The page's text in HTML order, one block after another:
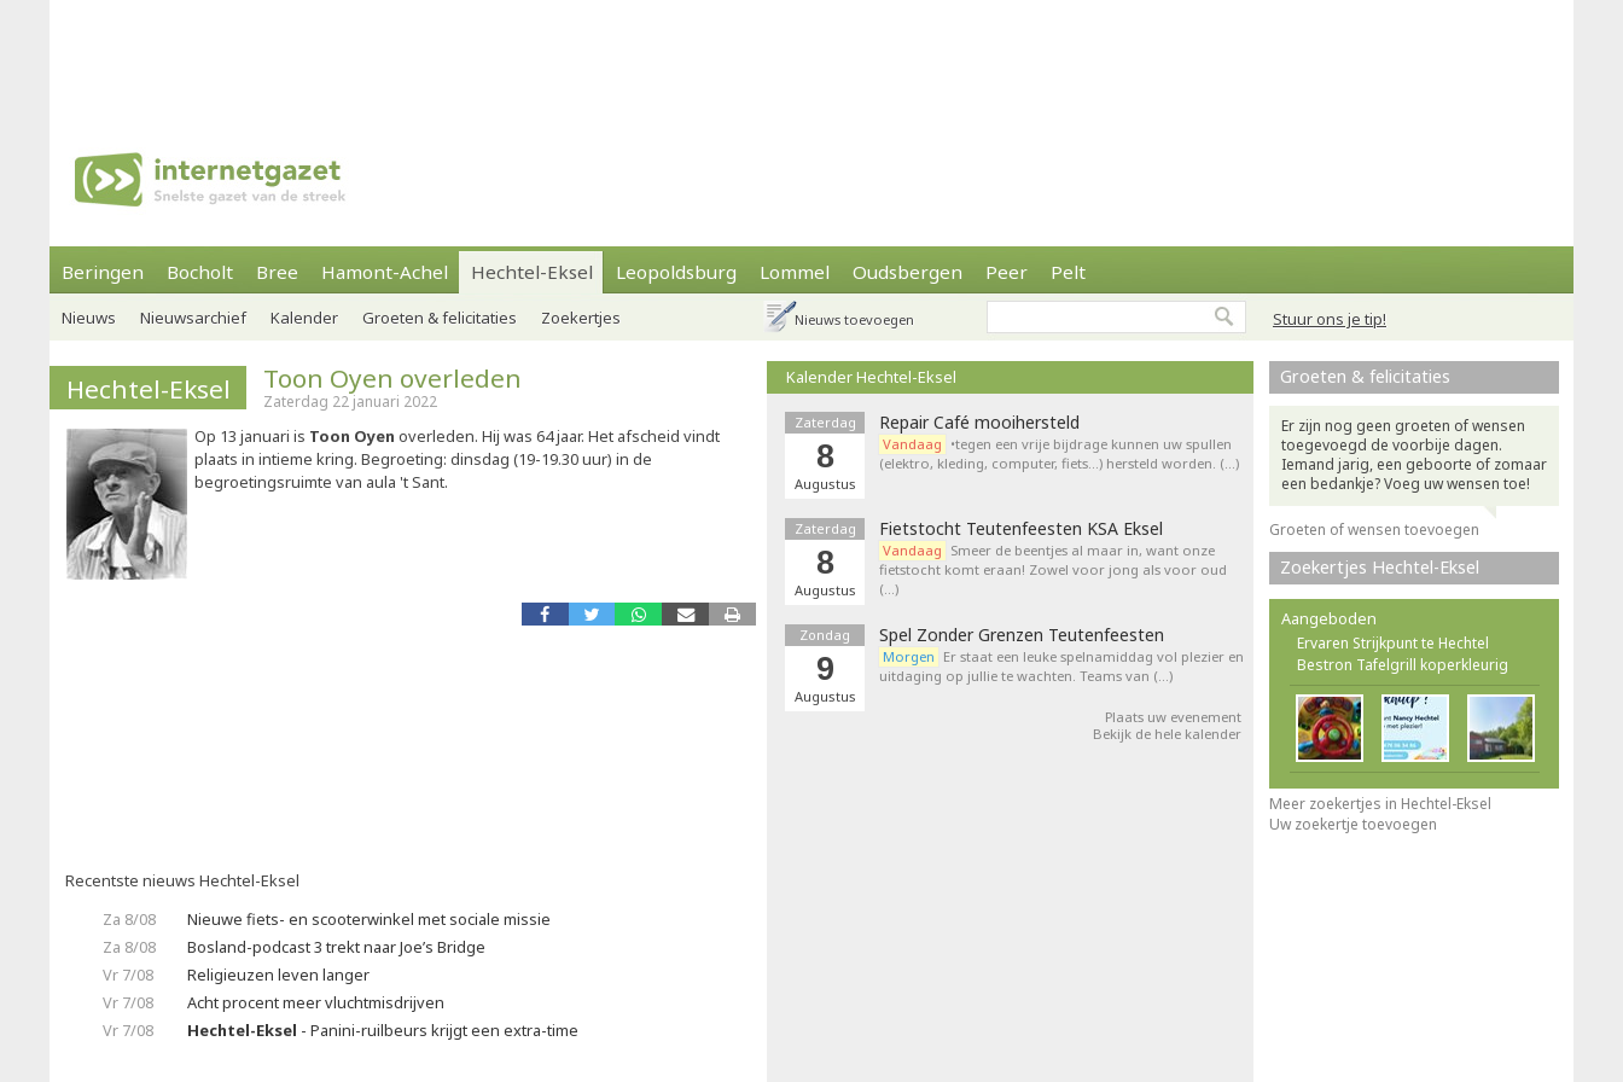
Beringen Bocholt Bree Hamont-Achel Hechtel-Eksel Leopoldsburg Lommel Oudsbergen Peer Pelt
Stuur ons je tip!
Nieuws Nieuwsarchief Kalender Groeten & felicitaties Zoekertjes Nieuws toevoegen
Hechtel-Eksel Toon Oyen overleden
Zaterdag 22 januari 2022
Op 13 januari is Toon Oyen overleden. Hij was 64 jaar. Het afscheid vindt
plaats in intieme kring. Begroeting: dinsdag (19-19.30 uur) in de
begroetingsruimte van aula 't Sant.
Recentste nieuws Hechtel-Eksel
Za 8/08
Nieuwe fiets- en scooterwinkel met sociale missie
Za 8/08
Bosland-podcast 3 trekt naar Joe’s Bridge
Vr 7/08
Religieuzen leven langer
Vr 7/08
Acht procent meer vluchtmisdrijven
Vr 7/08
Hechtel-Eksel - Panini-ruilbeurs krijgt een extra-time
Kalender Hechtel-Eksel
Zaterdag
8
Augustus
Repair Café mooihersteld
Vandaag •tegen een vrije bijdrage kunnen uw spullen
(elektro, kleding, computer, fiets…) hersteld worden. (…)
Zaterdag
8
Augustus
Fietstocht Teutenfeesten KSA Eksel
Vandaag Smeer de beentjes al maar in, want onze
fietstocht komt eraan! Zowel voor jong als voor oud
(…)
Zondag
9
Augustus
Spel Zonder Grenzen Teutenfeesten
Morgen Er staat een leuke spelnamiddag vol plezier en
uitdaging op jullie te wachten. Teams van (…)
Plaats uw evenement
Bekijk de hele kalender
Groeten & felicitaties
Er zijn nog geen groeten of wensen
toegevoegd de voorbije dagen.
Iemand jarig, een geboorte of zomaar
een bedankje? Voeg uw wensen toe!
Groeten of wensen toevoegen
Zoekertjes Hechtel-Eksel
Aangeboden
Ervaren Strijkpunt te Hechtel
Bestron Tafelgrill koperkleurig
Meer zoekertjes in Hechtel-Eksel
Uw zoekertje toevoegen